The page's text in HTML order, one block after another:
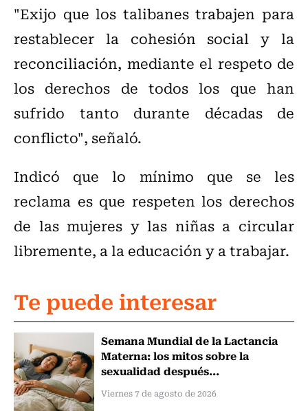
"Exijo que los talibanes trabajen para
restablecer la cohesión social y la
reconciliación, mediante el respeto de
los derechos de todos los que han
sufrido tanto durante décadas de
conflicto", señaló.
Indicó que lo mínimo que se les
reclama es que respeten los derechos
de las mujeres y las niñas a circular
libremente, a la educación y a trabajar.
Te puede interesar
Semana Mundial de la Lactancia
Materna: los mitos sobre la
sexualidad después...
Viernes 7 de agosto de 2026